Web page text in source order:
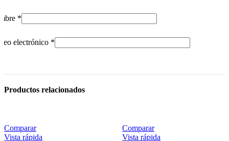
*
electrónico *
Productos relacionados
Comparar
Vista rápida
Comparar
Vista rápida